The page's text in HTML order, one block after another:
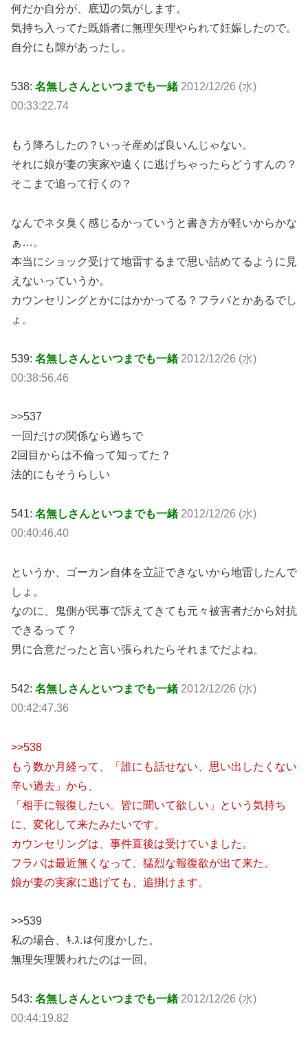
何だか自分が、底辺の気がします。
気持ち入ってた既婚者に無理矢理やられて妊娠したので。
自分にも隙があったし。
538: 名無しさんといつまでも一緒 2012/12/26 (水)
00:33:22.74
もう降ろしたの？いっそ産めば良いんじゃない。
それに娘が妻の実家や遠くに逃げちゃったらどうすんの？
そこまで追って行くの？
なんでネタ臭く感じるかっていうと書き方が軽いからかな
ぁ…。
本当にショック受けて地雷するまで思い詰めてるように見
えないっていうか。
カウンセリングとかにはかかってる？フラバとかあるでし
ょ。
539: 名無しさんといつまでも一緒 2012/12/26 (水)
00:38:56.46
>>537
一回だけの関係なら過ちで
2回目からは不倫って知ってた？
法的にもそうらしい
541: 名無しさんといつまでも一緒 2012/12/26 (水)
00:40:46.40
というか、ゴーカン自体を立証できないから地雷したんで
しょ。
なのに、鬼側が民事で訴えてきても元々被害者だから対抗
できるって？
男に合意だったと言い張られたらそれまでだよね。
542: 名無しさんといつまでも一緒 2012/12/26 (水)
00:42:47.36
>>538
もう数か月経って、「誰にも話せない、思い出したくない
辛い過去」から、
「相手に報復したい。皆に聞いて欲しい」という気持ち
に、変化して来たみたいです。
カウンセリングは、事件直後は受けていました。
フラバは最近無くなって、猛烈な報復欲が出て来た。
娘が妻の実家に逃げても、追掛けます。
>>539
私の場合、ｷ.ｽ.は何度かした。
無理矢理襲われたのは一回。
543: 名無しさんといつまでも一緒 2012/12/26 (水)
00:44:19.82